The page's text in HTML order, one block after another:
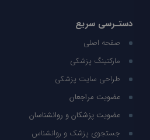
دستـرسی سریع
صفحه اصلی
مارکتینگ پزشکی
طراحی سایت پزشکی
عضویت مراجعان
عضویت پزشکان و روانشناسان
جستجوی پزشک و روانشناس